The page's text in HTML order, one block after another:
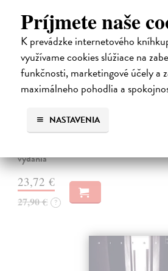
Príjmete naše
K prevádzke internetového
využívame cookies slúžiace na
funkčnosti, marketingové účely a
maximálneho pohodlia a
NASTAVENIA
McDonald Bernadette
Hovorili im všelijako. Napríklad nosiči.
vydania
23,72 €
27,90 € ?